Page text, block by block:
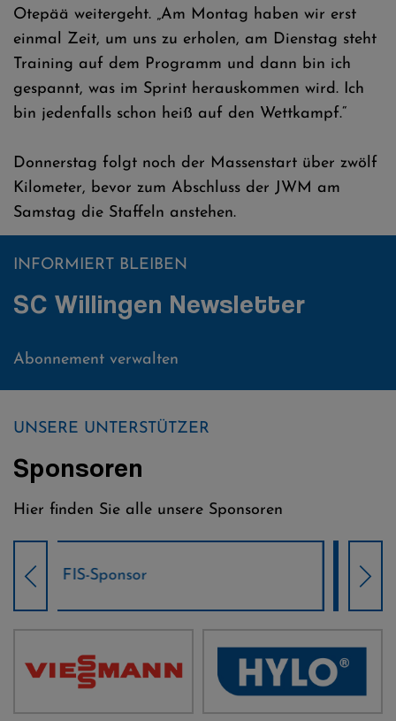
Otepää weitergeht. „Am Montag haben wir erst
einmal Zeit, um uns zu erholen, am Dienstag steht
Training auf dem Programm und dann bin ich
gespannt, was im Sprint herauskommen wird. Ich
bin jedenfalls schon heiß auf den Wettkampf.“
Donnerstag folgt noch der Massenstart über zwölf
Kilometer, bevor zum Abschluss der JWM am
Samstag die Staffeln anstehen.
INFORMIERT BLEIBEN
SC Willingen Newsletter
Abonnement verwalten
UNSERE UNTERSTÜTZER
Sponsoren
Hier finden Sie alle unsere Sponsoren
Weltcup-Sponsoren Damen